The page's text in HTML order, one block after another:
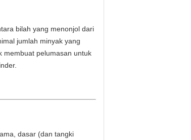
bilah yang menonjol dari
jumlah minyak yang
membuat pelumasan untuk
dasar (dan tangki